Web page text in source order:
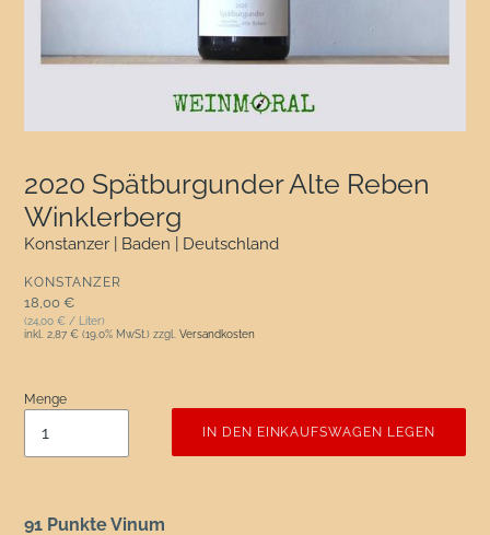
2020 Spätburgunder Alte Reben
Winklerberg
Konstanzer | Baden | Deutschland
VERKÄUFER
KONSTANZER
Normaler Preis
18,00 €
(24,00 € / Liter)
inkl. 2,87 € (19.0% MwSt.) zzgl. Versandkosten
Menge
IN DEN EINKAUFSWAGEN LEGEN
91 Punkte Vinum